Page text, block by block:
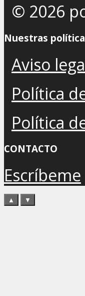
© 2026
Nuestras
Aviso
Política
Política
CONTACTO
Escríbeme
▲ ▼